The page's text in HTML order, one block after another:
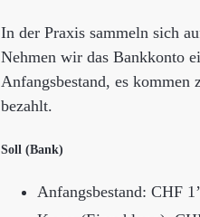
In der Praxis sammeln sich
Nehmen wir das Bankkonto
Anfangsbestand, es
bezahlt.
Soll (Bank)
Anfangsbestand: CHF